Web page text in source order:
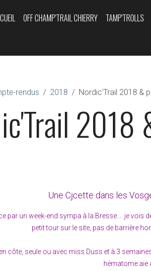
OFF CHAMP'TRAIL CHIERRY TAMP'TROLLS
rendus 2018 Nordic'Trail 2018 &
2018
Une Cjcette dans les
par un week-end sympa à la Bresse.... je vois
petit tour sur le site, pas de barrière
côte, seule ou avec miss Duss et à 3
hématome aie